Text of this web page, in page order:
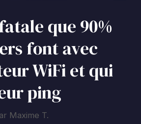
que 90%
font avec
WiFi et qui
ping
Maxime T.